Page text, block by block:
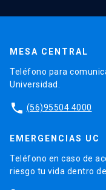
MESA CENTRAL
Teléfono para
Universidad.
phone (56)95504 4000
EMERGENCIAS UC
Teléfono en caso de
riesgo tu vida dentro